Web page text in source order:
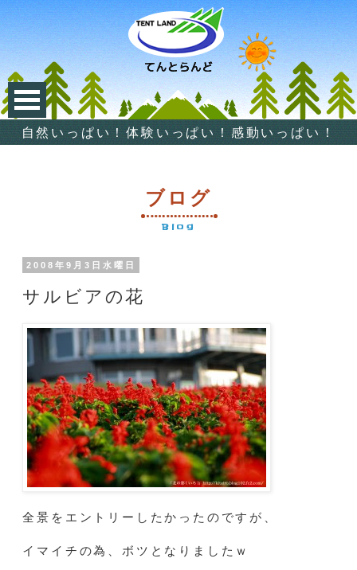
自然いっぱい！体験いっぱい！感動いっぱい！
ブログ
Blog
2008年9月3日水曜日
サルビアの花
全景をエントリーしたかったのですが、
イマイチの為、ボツとなりましたｗ